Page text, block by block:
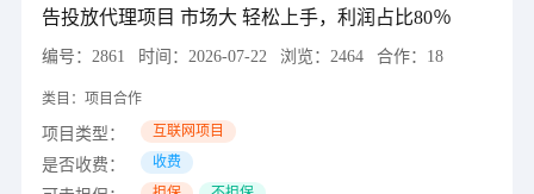
告投放代理项目 市场大 轻松上手，利润占比80％
编号： 2861 时间： 2026-07-22 浏览： 2464 合作： 18
类目： 项目合作
项目类型： 互联网项目
是否收费： 收费